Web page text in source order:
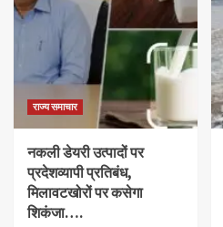
राज्य समाचार
नकली डेयरी उत्पादों पर
प्रदेशव्यापी प्रतिबंध,
मिलावटखोरों पर कसेगा
शिकंजा….